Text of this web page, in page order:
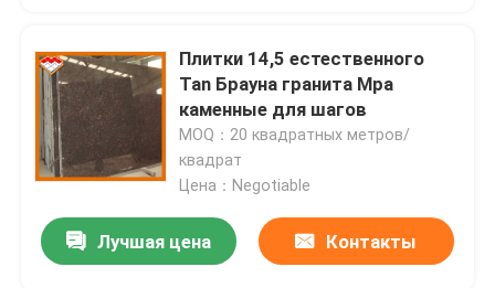
белый мраморный камень
Бежевая мраморная плита
деревянный мрамор вены
Плита оникса нефрита
Плитки 14,5 естественного
Tan Брауна гранита Mpa
каменные для шагов
MOQ：20 квадратных метров/
квадрат
Цена：Negotiable
Лучшая цена Контакты